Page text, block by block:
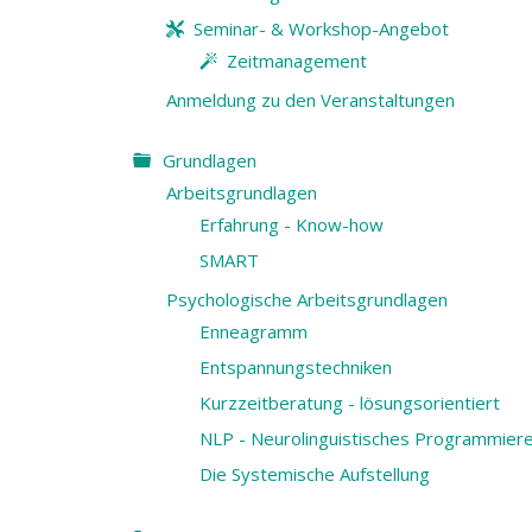
Seminar- & Workshop-Angebot
Zeitmanagement
Anmeldung zu den Veranstaltungen
Grundlagen
Arbeitsgrundlagen
Erfahrung - Know-how
SMART
Psychologische Arbeitsgrundlagen
Enneagramm
Entspannungstechniken
Kurzzeitberatung - lösungsorientiert
NLP - Neurolinguistisches
Die Systemische Aufstellung